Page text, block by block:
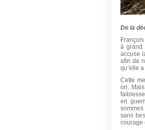
De la
à grand
accuse
afin de
qu’elle
Cette
on.
en
sans
courage